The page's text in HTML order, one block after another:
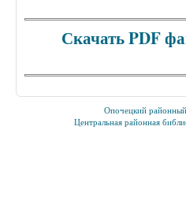
Скачать PDF
Опочецкий
Центральная районная